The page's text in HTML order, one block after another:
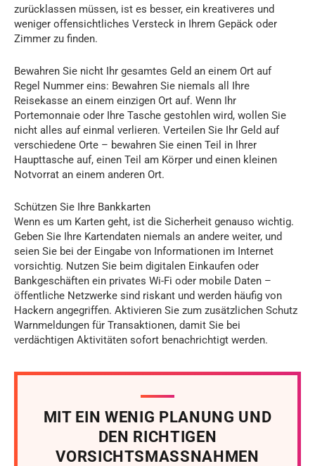
zurücklassen müssen, ist es besser, ein kreativeres und
weniger offensichtliches Versteck in Ihrem Gepäck oder
Zimmer zu finden.
Bewahren Sie nicht Ihr gesamtes Geld an einem Ort auf
Regel Nummer eins: Bewahren Sie niemals all Ihre
Reisekasse an einem einzigen Ort auf. Wenn Ihr
Portemonnaie oder Ihre Tasche gestohlen wird, wollen Sie
nicht alles auf einmal verlieren. Verteilen Sie Ihr Geld auf
verschiedene Orte – bewahren Sie einen Teil in Ihrer
Haupttasche auf, einen Teil am Körper und einen kleinen
Notvorrat an einem anderen Ort.
Schützen Sie Ihre Bankkarten
Wenn es um Karten geht, ist die Sicherheit genauso wichtig.
Geben Sie Ihre Kartendaten niemals an andere weiter, und
seien Sie bei der Eingabe von Informationen im Internet
vorsichtig. Nutzen Sie beim digitalen Einkaufen oder
Bankgeschäften ein privates Wi-Fi oder mobile Daten –
öffentliche Netzwerke sind riskant und werden häufig von
Hackern angegriffen. Aktivieren Sie zum zusätzlichen Schutz
Warnmeldungen für Transaktionen, damit Sie bei
verdächtigen Aktivitäten sofort benachrichtigt werden.
MIT EIN WENIG PLANUNG UND
DEN RICHTIGEN
VORSICHTSMASSNAHMEN